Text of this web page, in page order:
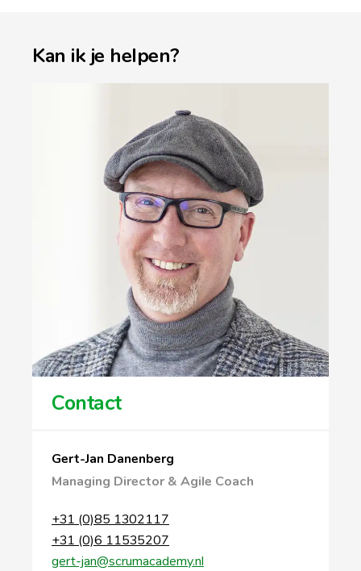
Kan ik je helpen?
Contact
Gert-Jan Danenberg
Managing Director & Agile Coach
+31 (0)85 1302117
+31 (0)6 11535207
gert-jan@scrumacademy.nl